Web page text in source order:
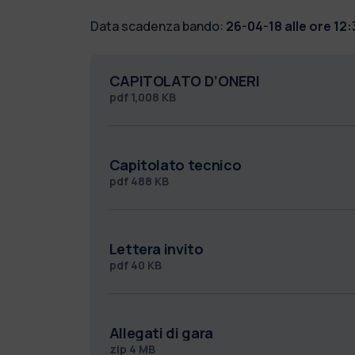
Data scadenza bando: 26-04-18 alle ore
CAPITOLATO D’ONERI
pdf 1,008 KB
Capitolato tecnico
pdf 488 KB
Lettera invito
pdf 40 KB
Allegati di gara
zip 4 MB